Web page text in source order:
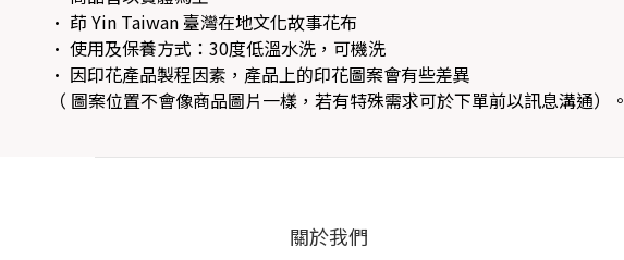
• 茚 Yin Taiwan 臺灣在地文化故事花布
• 使用及保養方式：30度低溫水洗，可機洗
• 因印花產品製程因素，產品上的印花圖案會有些差異
（ 圖案位置不會像商品圖片一樣，若有特殊需求可於下單前以訊息溝通）。
關於我們